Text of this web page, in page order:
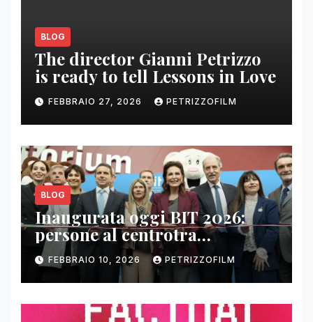
BLOG
The director Gianni Petrizzo
is ready to tell Lessons in Love
FEBBRAIO 27, 2026 PETRIZZOFILM
BLOG
Inaugurata oggi BIT 2026:
persone al centrotra
contenuti, relazioni e business
FEBBRAIO 10, 2026 PETRIZZOFILM